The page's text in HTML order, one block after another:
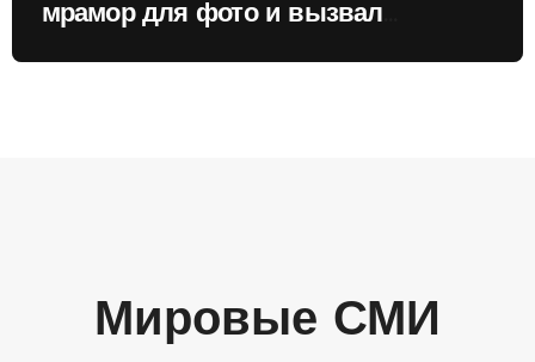
мрамор для фото и вызвал
Мировые СМИ